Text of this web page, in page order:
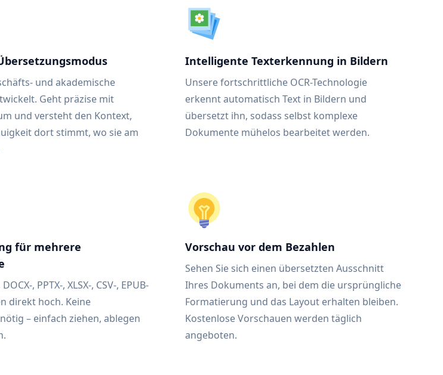
und akademische
Geht präzise mit
und versteht den Kontext,
dort stimmt, wo sie am
Intelligente Texterkennung in Bildern
Unsere fortschrittliche OCR-Technologie
erkennt automatisch Text in Bildern und
übersetzt ihn, sodass selbst komplexe
Dokumente mühelos bearbeitet werden.
für mehrere
, PPTX-, XLSX-, CSV-, EPUB-
direkt hoch. Keine
– einfach ziehen, ablegen
Vorschau vor dem Bezahlen
Sehen Sie sich einen übersetzten Ausschnitt
Ihres Dokuments an, bei dem die ursprüngliche
Formatierung und das Layout erhalten bleiben.
Kostenlose Vorschauen werden täglich
angeboten.